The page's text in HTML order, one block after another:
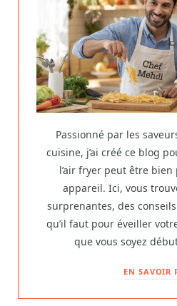
Passionné par les
cuisine, j’ai créé ce blog
l’air fryer peut être bien
appareil. Ici, vous
surprenantes, des
qu’il faut pour éveiller
que vous soyez
EN SAVOIR